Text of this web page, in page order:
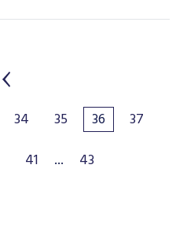
34 35 36
37
41 ... 43